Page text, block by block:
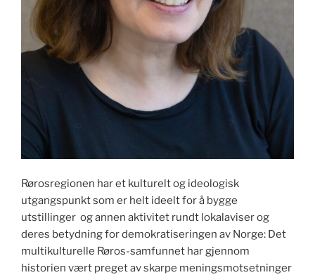
Rørosregionen har et kulturelt og ideologisk
utgangspunkt som er helt ideelt for å bygge
utstillinger og annen aktivitet rundt lokalaviser og
deres betydning for demokratiseringen av Norge: Det
multikulturelle Røros-samfunnet har gjennom
historien vært preget av skarpe meningsmotsetninger